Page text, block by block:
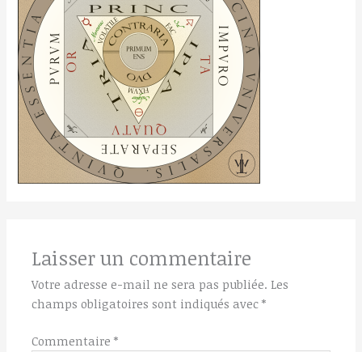
Laisser un commentaire
Votre adresse e-mail ne sera pas publiée. Les
champs obligatoires sont indiqués avec*
Commentaire*